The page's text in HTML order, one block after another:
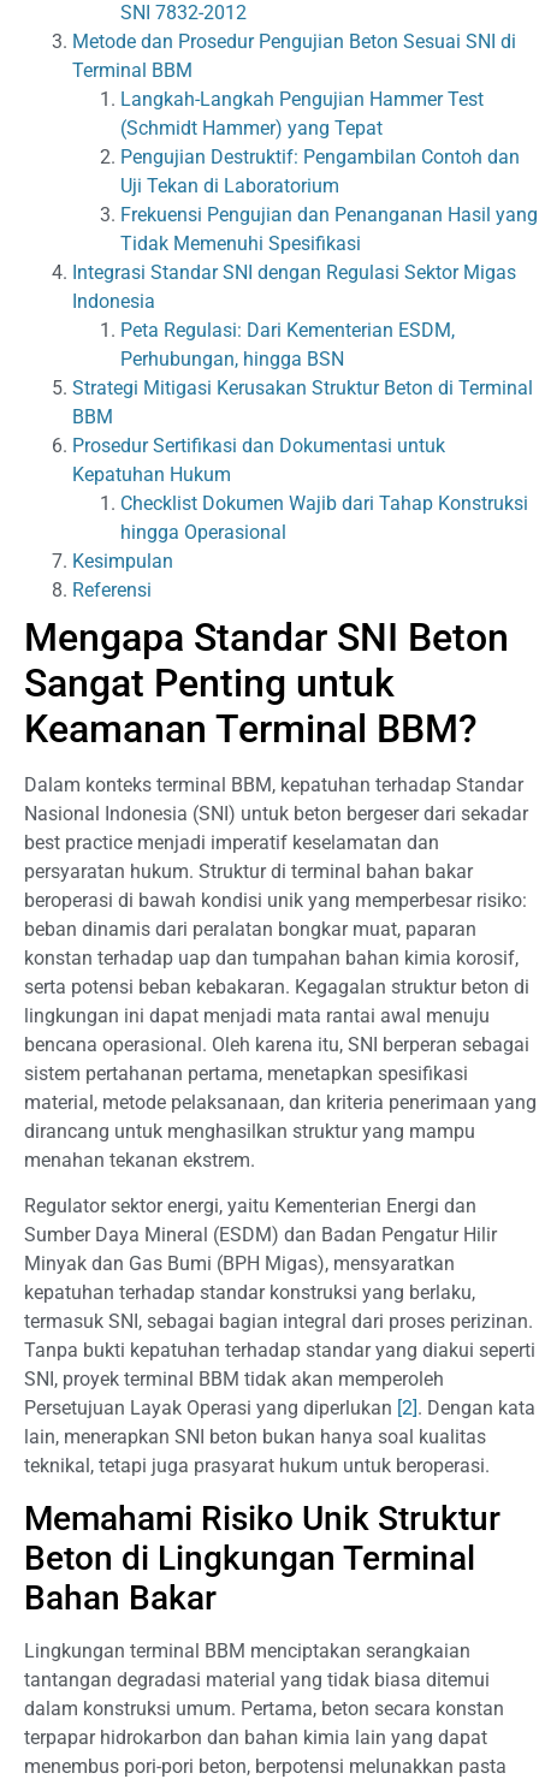
SNI 7832-2012
Metode dan Prosedur Pengujian Beton Sesuai SNI di
Terminal BBM
Langkah-Langkah Pengujian Hammer Test
(Schmidt Hammer) yang Tepat
Pengujian Destruktif: Pengambilan Contoh dan
Uji Tekan di Laboratorium
Frekuensi Pengujian dan Penanganan Hasil yang
Tidak Memenuhi Spesifikasi
Integrasi Standar SNI dengan Regulasi Sektor Migas
Indonesia
Peta Regulasi: Dari Kementerian ESDM,
Perhubungan, hingga BSN
Strategi Mitigasi Kerusakan Struktur Beton di Terminal
BBM
Prosedur Sertifikasi dan Dokumentasi untuk
Kepatuhan Hukum
Checklist Dokumen Wajib dari Tahap Konstruksi
hingga Operasional
Kesimpulan
Referensi
Mengapa Standar SNI Beton
Sangat Penting untuk
Keamanan Terminal BBM?
Dalam konteks terminal BBM, kepatuhan terhadap Standar
Nasional Indonesia (SNI) untuk beton bergeser dari sekadar
best practice menjadi imperatif keselamatan dan
persyaratan hukum. Struktur di terminal bahan bakar
beroperasi di bawah kondisi unik yang memperbesar risiko:
beban dinamis dari peralatan bongkar muat, paparan
konstan terhadap uap dan tumpahan bahan kimia korosif,
serta potensi beban kebakaran. Kegagalan struktur beton di
lingkungan ini dapat menjadi mata rantai awal menuju
bencana operasional. Oleh karena itu, SNI berperan sebagai
sistem pertahanan pertama, menetapkan spesifikasi
material, metode pelaksanaan, dan kriteria penerimaan yang
dirancang untuk menghasilkan struktur yang mampu
menahan tekanan ekstrem.
Regulator sektor energi, yaitu Kementerian Energi dan
Sumber Daya Mineral (ESDM) dan Badan Pengatur Hilir
Minyak dan Gas Bumi (BPH Migas), mensyaratkan
kepatuhan terhadap standar konstruksi yang berlaku,
termasuk SNI, sebagai bagian integral dari proses perizinan.
Tanpa bukti kepatuhan terhadap standar yang diakui seperti
SNI, proyek terminal BBM tidak akan memperoleh
Persetujuan Layak Operasi yang diperlukan [2] . Dengan kata
lain, menerapkan SNI beton bukan hanya soal kualitas
teknikal, tetapi juga prasyarat hukum untuk beroperasi.
Memahami Risiko Unik Struktur
Beton di Lingkungan Terminal
Bahan Bakar
Lingkungan terminal BBM menciptakan serangkaian
tantangan degradasi material yang tidak biasa ditemui
dalam konstruksi umum. Pertama, beton secara konstan
terpapar hidrokarbon dan bahan kimia lain yang dapat
menembus pori-pori beton, berpotensi melunakkan pasta